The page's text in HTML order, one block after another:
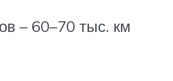
– 60–70 тыс. км